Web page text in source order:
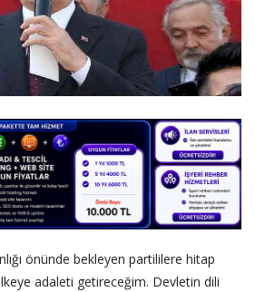
önünde bekleyen partililere hitap
adaleti getireceğim. Devletin dili